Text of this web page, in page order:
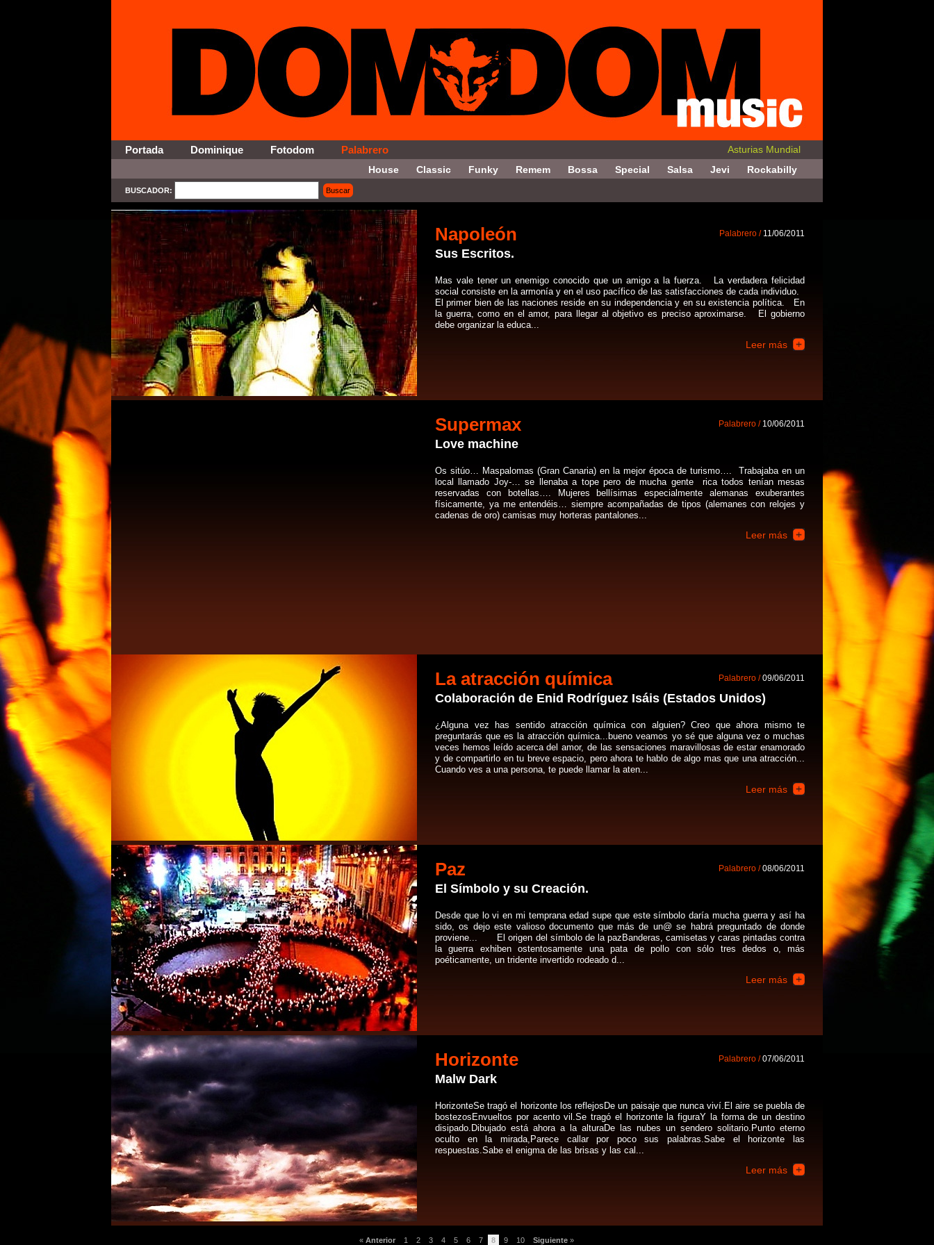
Portada Dominique Fotodom Palabrero
Asturias Mundial
House
Classic Funky Remem Bossa Special Salsa Jevi Rockabilly
BUSCADOR:
Buscar
Napoleón Palabrero / 11/06/2011
Sus Escritos.
Mas vale tener un enemigo conocido que un amigo a la fuerza. La verdadera felicidad
social consiste en la armonía y en el uso pacífico de las satisfacciones de cada individuo.
El primer bien de las naciones reside en su independencia y en su existencia política. En
la guerra, como en el amor, para llegar al objetivo es preciso aproximarse. El gobierno
debe organizar la educa...
Leer más
Supermax Palabrero / 10/06/2011
Love machine
Os sitúo… Maspalomas (Gran Canaria) en la mejor época de turismo…. Trabajaba en un
local llamado Joy-… se llenaba a tope pero de mucha gente rica todos tenían mesas
reservadas con botellas…. Mujeres bellísimas especialmente alemanas exuberantes
físicamente, ya me entendéis… siempre acompañadas de tipos (alemanes con relojes y
cadenas de oro) camisas muy horteras pantalones...
Leer más
La atracción química Palabrero /09/06/2011
Colaboración de Enid Rodríguez Isáis (Estados Unidos)
¿Alguna vez has sentido atracción química con alguien? Creo que ahora mismo te
preguntarás que es la atracción química...bueno veamos yo sé que alguna vez o muchas
veces hemos leído acerca del amor, de las sensaciones maravillosas de estar enamorado
y de compartirlo en tu breve espacio, pero ahora te hablo de algo mas que una atracción...
Cuando ves a una persona, te puede llamar la aten...
Leer más
Paz Palabrero /08/06/2011
El Símbolo y su Creación.
Desde que lo vi en mi temprana edad supe que este símbolo daría mucha guerra y así ha
sido, os dejo este valioso documento que más de un@ se habrá preguntado de donde
proviene... El origen del símbolo de la pazBanderas, camisetas y caras pintadas contra
la guerra exhiben ostentosamente una pata de pollo con sólo tres dedos o, más
poéticamente, un tridente invertido rodeado d...
Leer más
Horizonte Palabrero /07/06/2011
Malw Dark
HorizonteSe tragó el horizonte los reflejosDe un paisaje que nunca viví.El aire se puebla de
bostezosEnvueltos por acento vil.Se tragó el horizonte la figuraY la forma de un destino
disipado.Dibujado está ahora a la alturaDe las nubes un sendero solitario.Punto eterno
oculto en la mirada,Parece callar por poco sus palabras.Sabe el horizonte las
respuestas.Sabe el enigma de las brisas y las cal...
Leer más
« Anterior 1 2 3 4 5 6 7 8 9 10 Siguiente»